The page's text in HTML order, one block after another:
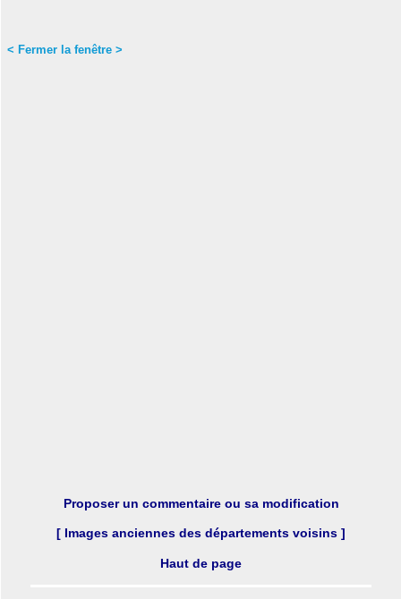
< Fermer la fenêtre >
Proposer un commentaire ou sa modification
[ Images anciennes des départements voisins ]
Haut de page